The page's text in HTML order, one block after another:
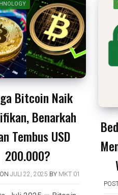
Bitcoin Naik
Benarkah
Tembus USD
200.000?
ONJULI 22, 2025 BY MKT 01